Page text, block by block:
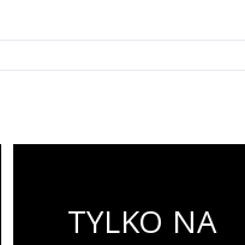
TYLKO NA